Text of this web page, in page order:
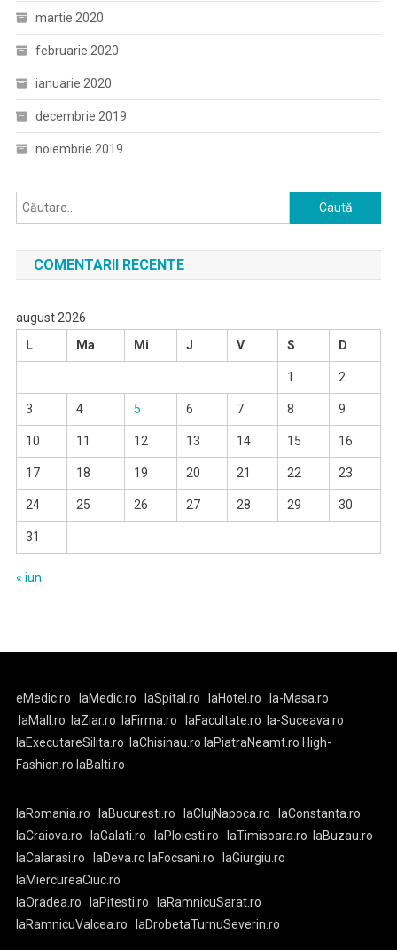
martie 2020
februarie 2020
ianuarie 2020
decembrie 2019
noiembrie 2019
Caută
după:
COMENTARII RECENTE
august 2026
L
Ma Mi J V S D
1 2
3 4 5 6 7 8 9
10 11 12 13 14 15 16
17 18 19 20 21 22 23
24 25 26 27 28 29 30
31
« iun.
eMedic.ro laMedic.ro laSpital.ro laHotel.ro
la-Masa.ro
laMall.ro
laZiar.ro laFirma.ro laFacultate.ro
la-Suceava.ro
laExecutareSilita.ro
laChisinau.ro laPiatraNeamt.ro High-
Fashion.ro laBalti.ro
laRomania.ro laBucuresti.ro laClujNapoca.ro
laConstanta.ro
laCraiova.ro
laGalati.ro laPloiesti.ro laTimisoara.ro
laBuzau.ro
laCalarasi.ro
laDeva.ro laFocsani.ro
laGiurgiu.ro
laMiercureaCiuc.ro
laOradea.ro
laPitesti.ro
laRamnicuSarat.ro
laRamnicuValcea.ro
laDrobetaTurnuSeverin.ro